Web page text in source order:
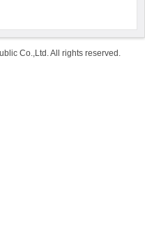
Co.,Ltd. All rights reserved.